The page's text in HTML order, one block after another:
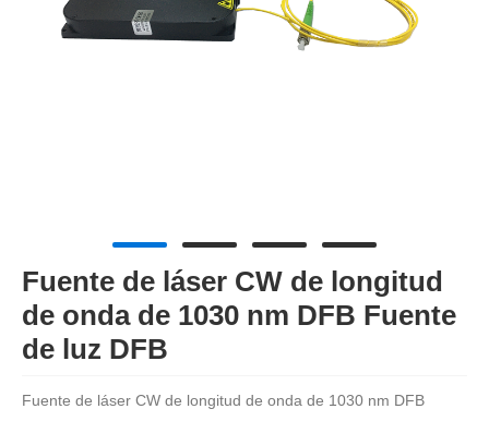
Fuente de láser CW de longitud
de onda de 1030 nm DFB Fuente
de luz DFB
Fuente de láser CW de longitud de onda de 1030 nm DFB